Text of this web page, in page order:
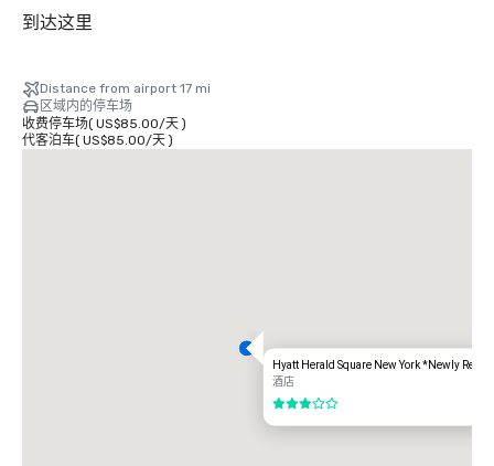
到达这里
Distance from airport 17 mi
区域内的停车场
收费停车场( US$85.00/天)
代客泊车( US$85.00/天)
Hyatt Herald Square New York *Newly
酒店
3/5